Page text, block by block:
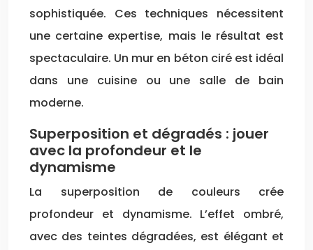
sophistiquée. Ces techniques nécessitent
une certaine expertise, mais le résultat est
spectaculaire. Un mur en béton ciré est idéal
dans une cuisine ou une salle de bain
moderne.
Superposition et dégradés : jouer
avec la profondeur et le
dynamisme
La superposition de couleurs crée
profondeur et dynamisme. L’effet ombré,
avec des teintes dégradées, est élégant et